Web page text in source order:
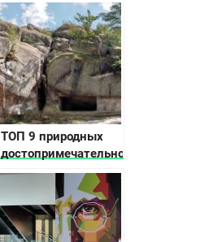
ТОП 9 природных
достопримечательностей
Украины